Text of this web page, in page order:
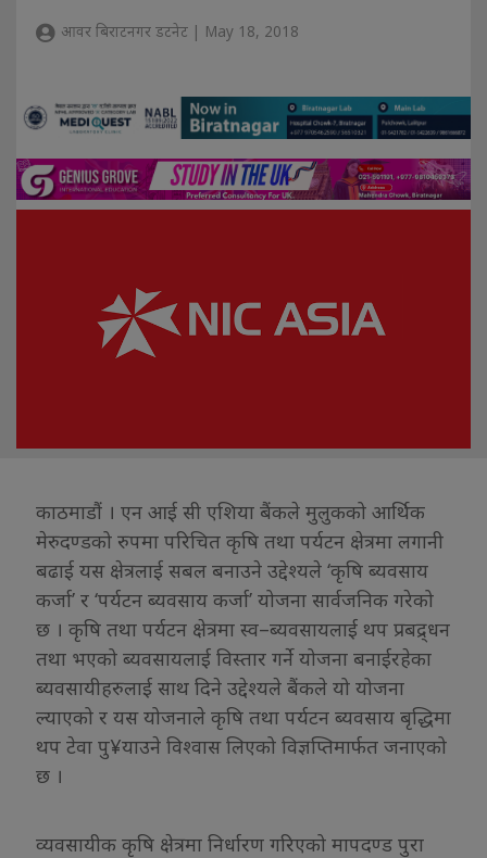
आवर बिराटनगर डटनेट | May 18, 2018
काठमाडौं । एन आई सी एशिया बैंकले मुलुकको आर्थिक
मेरुदण्डको रुपमा परिचित कृषि तथा पर्यटन क्षेत्रमा लगानी
बढाई यस क्षेत्रलाई सबल बनाउने उद्देश्यले ‘कृषि ब्यवसाय
कर्जा’ र ‘पर्यटन ब्यवसाय कर्जा’ योजना सार्वजनिक गरेको
छ । कृषि तथा पर्यटन क्षेत्रमा स्व–ब्यवसायलाई थप प्रबद्र्धन
तथा भएको ब्यवसायलाई विस्तार गर्ने योजना बनाईरहेका
ब्यवसायीहरुलाई साथ दिने उद्देश्यले बैंकले यो योजना
ल्याएको र यस योजनाले कृषि तथा पर्यटन ब्यवसाय बृद्धिमा
थप टेवा पु¥याउने विश्वास लिएको विज्ञप्तिमार्फत जनाएको
छ ।
व्यवसायीक कृषि क्षेत्रमा निर्धारण गरिएको मापदण्ड पुरा